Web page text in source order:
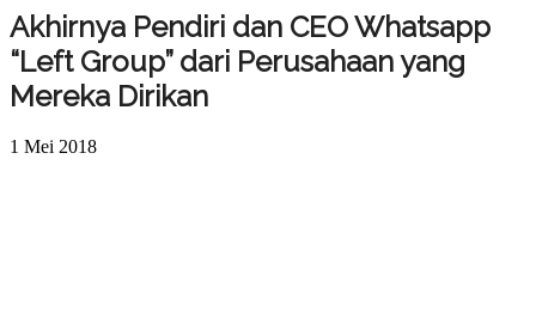
Akhirnya Pendiri dan CEO Whatsapp
“Left Group” dari Perusahaan yang
Mereka Dirikan
1 Mei 2018